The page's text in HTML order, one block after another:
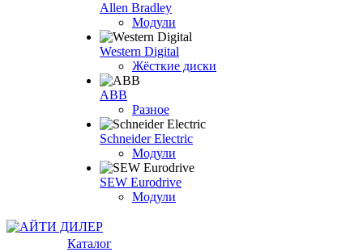
Allen Bradley
Модули
Western Digital
Жёсткие диски
ABB
Разное
Schneider Electric
Модули
SEW Eurodrive
Модули
Каталог